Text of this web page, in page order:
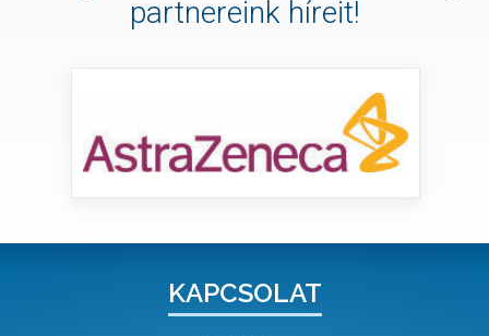
partnereink híreit!
KAPCSOLAT